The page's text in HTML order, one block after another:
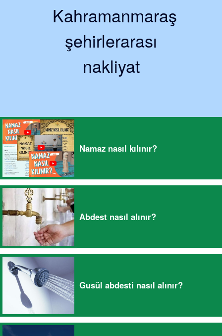
Kahramanmaraş
şehirlerarası
nakliyat
Namaz nasıl kılınır?
Abdest nasıl alınır?
Gusül abdesti nasıl alınır?